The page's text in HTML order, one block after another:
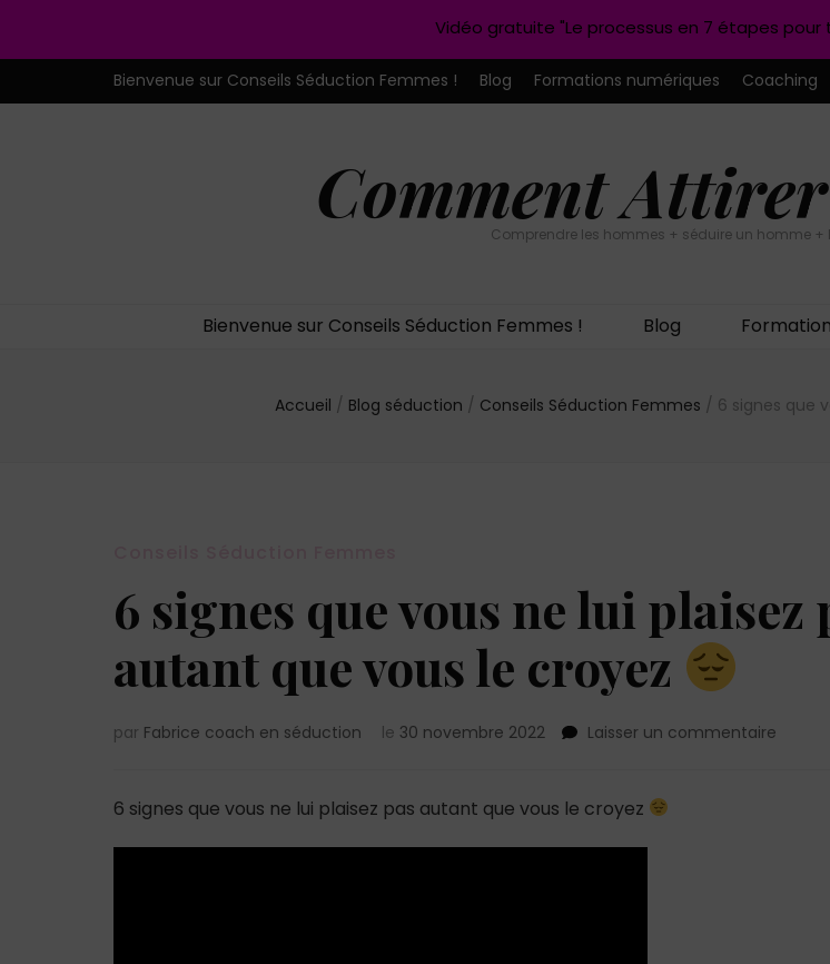
Bienvenue sur Conseils Séduction Femmes ! Blog Formations numériques Coaching
CommentComprendre les hommes + séduire un homme +
Bienvenue sur Conseils Séduction Femmes ! Blog
Accueil / Blog séduction / Conseils Séduction Femmes / 6 signes que
6 signes que vous ne lui plaisez
autant que vous le croyez
par Fabrice coach en séduction le 30 novembre 2022 Laisser un commentaire
6 signes que vous ne lui plaisez pas autant que vous le croyez
Vidéo gratuite "Le processus en 7 étapes pour